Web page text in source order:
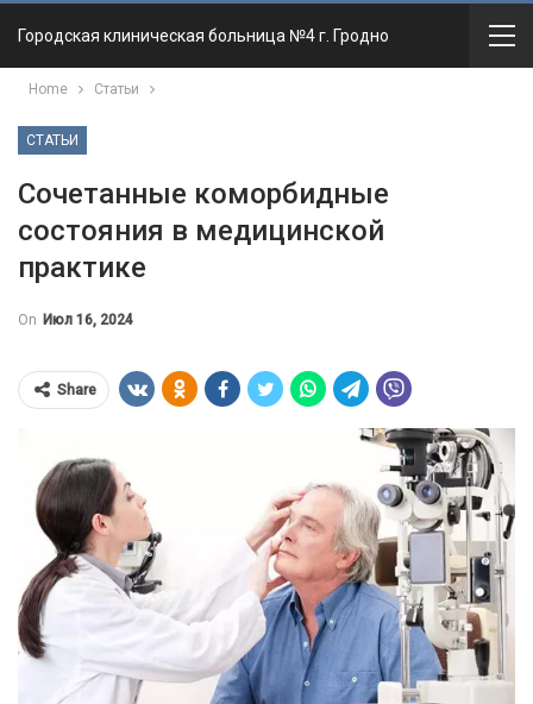
Городская клиническая больница №4 г. Гродно
Home Статьи
СТАТЬИ
Сочетанные коморбидные
состояния в медицинской
практике
On Июл 16, 2024
Share